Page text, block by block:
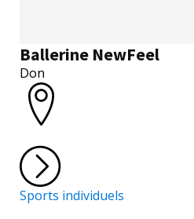
Ballerine NewFeel
Don
Sports individuels